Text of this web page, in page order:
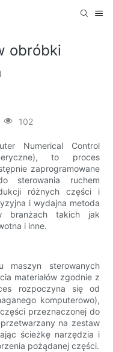
obróbki
102
Numerical Control
to proces
zaprogramowane
sterowania ruchem
różnych części i
i wydajna metoda
branżach takich jak
i inne.
maszyn sterowanych
materiałów zgodnie z
rozpoczyna się od
komputerowo),
przeznaczonej do
na zestaw
ścieżkę narzędzia i
pożądanej części.